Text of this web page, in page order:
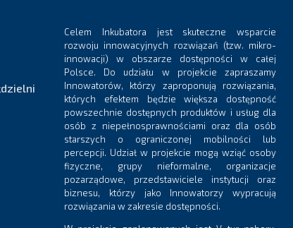
Celem Inkubatora jest skuteczne wsparcie
rozwoju innowacyjnych rozwiązań (tzw. mikro-
innowacji) w obszarze dostępności w całej
Polsce. Do udziału w projekcie zapraszamy
Innowatorów, którzy zaproponują rozwiązania,
których efektem będzie większa dostępność
powszechnie dostępnych produktów i usług dla
osób z niepełnosprawnościami oraz dla osób
starszych o ograniczonej mobilności lub
percepcji. Udział w projekcie mogą wziąć osoby
fizyczne, grupy nieformalne, organizacje
pozarządowe, przedstawiciele instytucji oraz
biznesu, którzy jako Innowatorzy wypracują
rozwiązania w zakresie dostępności.